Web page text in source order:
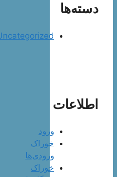
دسته‌ها
Uncategorized
اطلاعات
ورود
خوراک
ورودی‌ها
خوراک